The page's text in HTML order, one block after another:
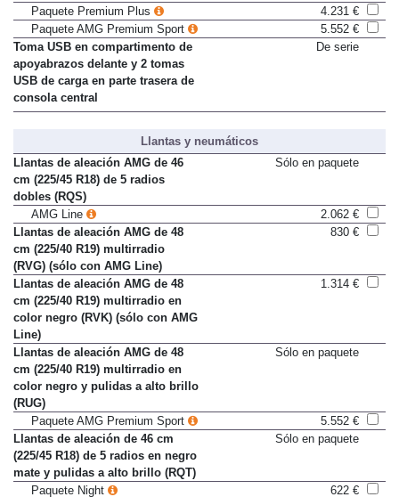
Paquete Premium
3.326 €
Paquete Premium Plus
4.231 €
Paquete AMG Premium Sport
5.552 €
Toma USB en compartimento de
apoyabrazos delante y 2 tomas
USB de carga en parte trasera de
consola central
Llantas y neumáticos
Llantas de aleación AMG de 46
cm (225/45 R18) de 5 radios
dobles (RQS)
AMG Line
2.062 €
Llantas de aleación AMG de 48
cm (225/40 R19) multirradio
(RVG) (sólo con AMG Line)
Llantas de aleación AMG de 48
cm (225/40 R19) multirradio en
color negro (RVK) (sólo con AMG
Line)
Llantas de aleación AMG de 48
cm (225/40 R19) multirradio en
color negro y pulidas a alto brillo
(RUG)
Paquete AMG Premium Sport
5.552 €
Llantas de aleación de 46 cm
(225/45 R18) de 5 radios en negro
mate y pulidas a alto brillo (RQT)